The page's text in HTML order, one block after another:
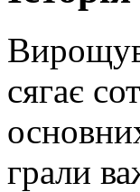
сягає
грали